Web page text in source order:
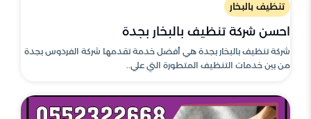
تنظيف بالبخار
احسن شركة تنظيف بالبخار بجدة
شركة تنظيف بالبخار بجدة هي أفضل خدمة تقدمها شركة الفردوس بجدة
من بين خدمات التنظيف المتطورة التي علي..